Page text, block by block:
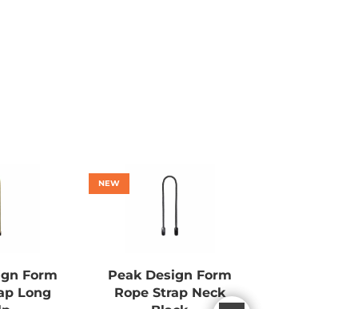
Form
Long
NEW
Peak Design Form
Rope Strap Neck